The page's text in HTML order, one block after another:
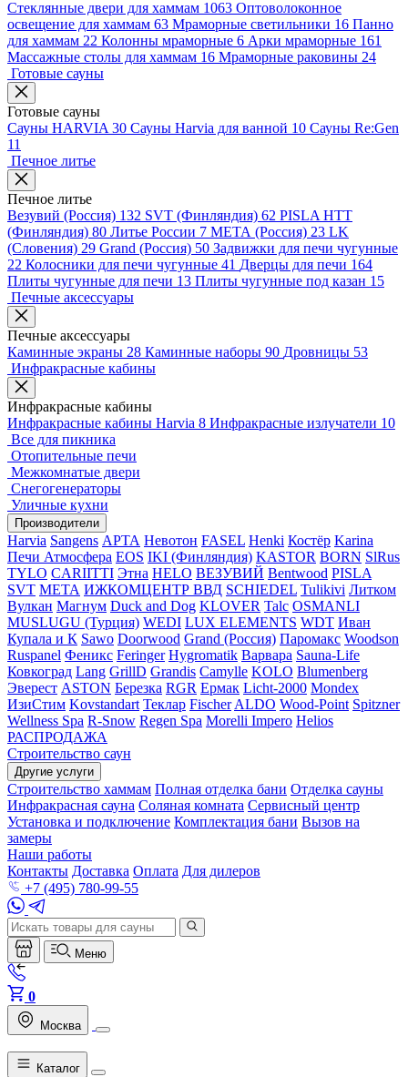
Стеклянные двери для хаммам 1063 Оптоволоконное
освещение для хаммам 63 Мраморные светильники 16 Панно
для хаммам 22 Колонны мраморные 6 Арки мраморные 161
Массажные столы для хаммам 16 Мраморные раковины 24
Готовые сауны
Готовые сауны
Сауны HARVIA 30 Сауны Harvia для ванной 10 Сауны Re:Gen
11
Печное литье
Печное литье
Везувий (Россия) 132 SVT (Финляндия) 62 PISLA HTT
(Финляндия) 80 Литье России 7 МЕТА (Россия) 23 LK
(Словения) 29 Grand (Россия) 50 Задвижки для печи чугунные
22 Колосники для печи чугунные 41 Дверцы для печи 164
Плиты чугунные для печи 13 Плиты чугунные под казан 15
Печные аксессуары
Печные аксессуары
Каминные экраны 28 Каминные наборы 90 Дровницы 53
Инфракрасные кабины
Инфракрасные кабины
Инфракрасные кабины Harvia 8 Инфракрасные излучатели 10
Все для пикника
Отопительные печи
Межкомнатые двери
Снегогенераторы
Уличные кухни
Производители
Harvia Sangens АРТА Невотон FASEL Henki Костёр Karina
Печи Атмосфера EOS IKI (Финляндия) KASTOR BORN SlRus
TYLO CARIITTI Этна HELO ВЕЗУВИЙ Bentwood PISLA
SVT МЕТА ИЖКОМЦЕНТР ВВД SCHIEDEL Tulikivi Литком
Вулкан Магнум Duck and Dog KLOVER Talc OSMANLI
MUSLUGU (Турция) WEDI LUX ELEMENTS WDT Иван
Купала и К Sawo Doorwood Grand (Россия) Паромакс Woodson
Ruspanel Феникс Feringer Hygromatik Варвара Sauna-Life
Ковкоград Lang GrillD Grandis Camylle KOLO Blumenberg
Эверест ASTON Березка RGR Ермак Licht-2000 Mondex
ИзиСтим Kovstandart Теклар Fischer ALDO Wood-Point Spitzner
Wellness Spa R-Snow Regen Spa Morelli Impero Helios
РАСПРОДАЖА
Строительство саун
Другие услуги
Строительство хаммам Полная отделка бани Отделка сауны
Инфракрасная сауна Соляная комната Сервисный центр
Установка и подключение Комплектация бани Вызов на
замеры
Наши работы
Контакты Доставка Оплата Для дилеров
+7 (495) 780-99-55
Меню
0
Москва
Каталог